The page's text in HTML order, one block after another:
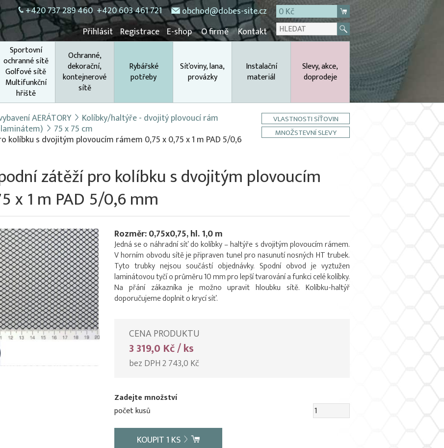
+420 737 289 460 +420 603 461 721 obchod@dobes-site.cz
0 Kč
Přihlásit Registrace E-shop O firmě Kontakt
Sportovní
ochranné sítě
Golfové sítě
Multifunkční
hřiště
Ochranné,
dekorační,
kontejnerové
sítě
Rybářské
potřeby
Síťoviny, lana,
provázky
Instalační
materiál
Slevy, akce,
doprodeje
AERÁTORY Kolíbky/haltýře - dvojitý plovoucí rám
75 x 75 cm
kolíbku s dvojitým plovoucím rámem 0,75 x 0,75 x 1 m PAD 5/0,6
VLASTNOSTI SÍŤOVIN
MNOŽSTEVNÍ SLEVY
zátěží pro kolíbku s dvojitým plovoucím
x 1 m PAD 5/0,6 mm
Rozměr: 0,75x0,75, hl. 1,0 m
Jedná se o náhradní síť do kolíbky – haltýře s dvojitým plovoucím rámem.
V horním obvodu sítě je připraven tunel pro nasunutí nosných HT trubek.
Tyto trubky nejsou součástí objednávky. Spodní obvod je vyztužen
laminátovou tyčí o průměru 10 mm pro lepší tvarování a funkci celé kolíbky.
Na přání zákazníka je možno upravit hloubku sítě. Kolíbku-haltýř
doporučujeme doplnit o krycí síť.
CENA PRODUKTU
3 319,0 Kč / ks
bez DPH 2 743,0 Kč
Zadejte množství
počet kusů
KOUPIT1 KS